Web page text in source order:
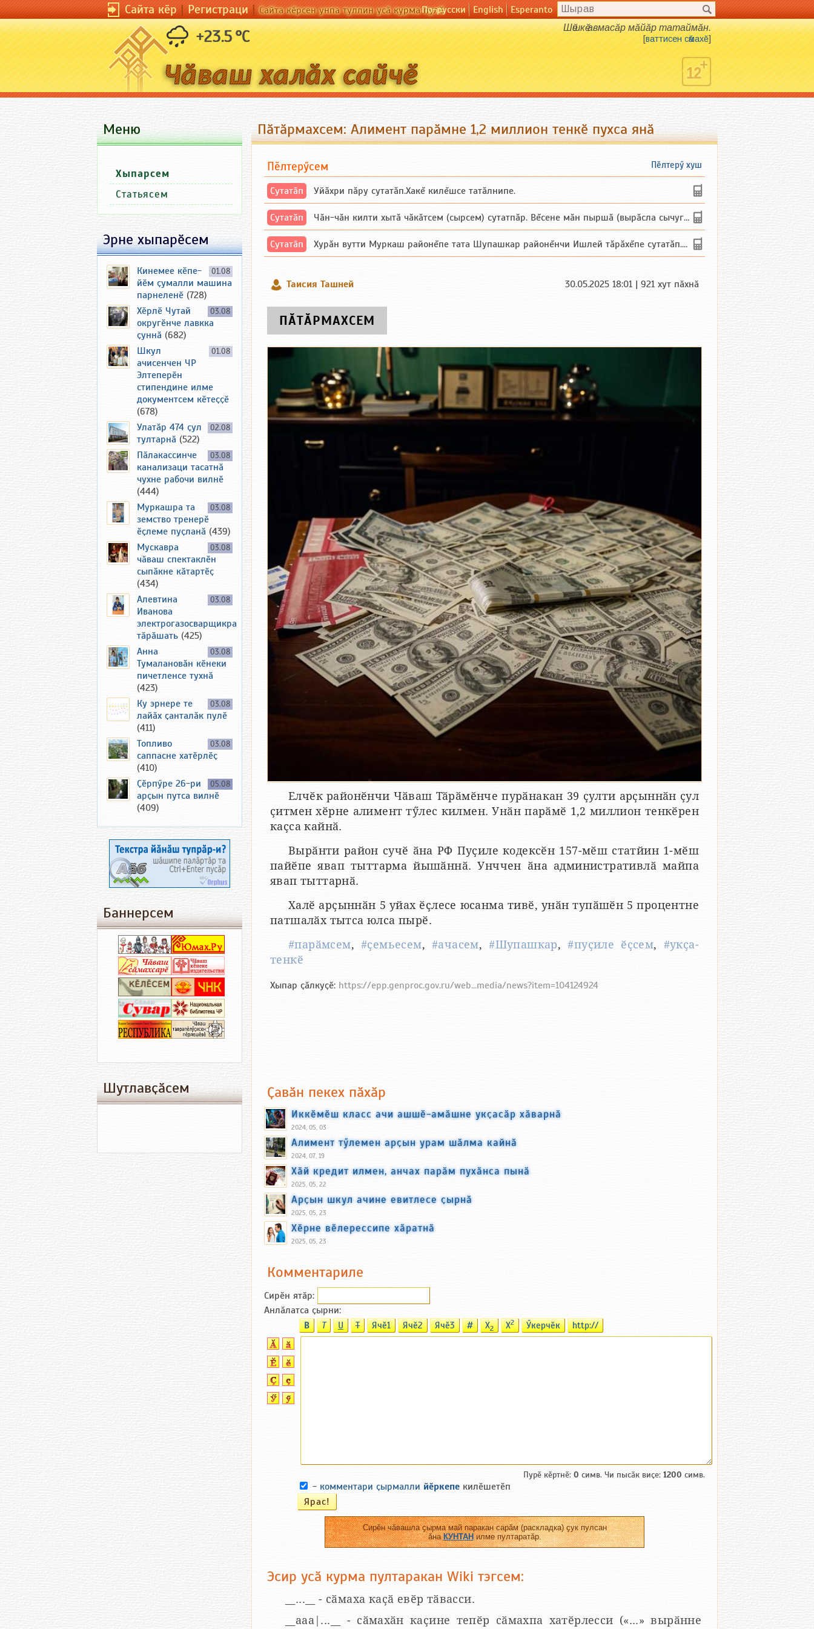
Сайта кӗр|Регистраци|Сайта кӗрсен унпа туллин усӑ курма пулӗПо-русски English Esperanto
+23.5 °C Шӗшкӗ авмасӑр мӑйӑр татаймӑн.
[ваттисен сӑмахӗ]
Пӑтӑрмахсем: Алимент парӑмне 1,2 миллион тенкӗ пухса янӑ
Пӗлтерӳ хуш
Пӗлтерӳсем
Сутатӑп Уйăхри пăру сутатăп.Хакĕ килĕшсе татăлнипе.
Сутатӑп Чăн-чăн килти хытă чăкăтсем (сырсем) сутатпăр. Вĕсене мăн пыршă (вырăсла сычуг) ...
Сутатӑп Хурăн вутти Муркаш районĕпе тата Шупашкар районĕнчи Ишлей тăрăхĕпе сутатăп. Ха...
Таисия Ташней 30.05.2025 18:01 | 921 хут пӑхнӑ
ПӐТӐРМАХСЕМ
Елчӗк районӗнчи Чӑваш Тӑрӑмӗнче пурӑнакан 39 ҫулти арҫыннӑн ҫул
ҫитмен хӗрне алимент тӳлес килмен. Унӑн парӑмӗ 1,2 миллион тенкӗрен
каҫса кайнӑ.
Вырӑнти район сучӗ ӑна РФ Пуҫиле кодексӗн 157-мӗш статйин 1-мӗш
пайӗпе явап тыттарма йышӑннӑ. Унччен ӑна административлӑ майпа
явап тыттарнӑ.
Халӗ арҫыннӑн 5 уйах ӗҫлесе юсанма тивӗ, унӑн тупӑшӗн 5 процентне
патшалӑх тытса юлса пырӗ.
#парӑмсем,#ҫемьесем,#ачасем,#Шупашкар,#пуҫиле ӗҫсем, #укҫа-
тенкӗ
Хыпар ҫӑлкуҫӗ: https://epp.genproc.gov.ru/web...media/news?item=104124924
Ҫавӑн пекех пӑхӑр
Иккӗмӗш класс ачи ашшӗ-амӑшне укҫасӑр хӑварнӑ
2024, 05, 03
Алимент тӳлемен арҫын урам шӑлма кайнӑ
2024, 07, 19
Хӑй кредит илмен, анчах парӑм пухӑнса пынӑ
2025, 05, 22
Арҫын шкул ачине евитлесе ҫырнӑ
2025, 05, 23
Хӗрне вӗлерессипе хӑратнӑ
2025, 05, 23
Комментариле
Сирӗн ятӑp:
Анлӑлатса ҫырни:
B T U T Ячӗ1 Ячӗ2 Ячӗ3 # X2 X2 Ӳкерчӗк http://
Пурӗ кӗртнӗ: 0 симв. Чи пысӑк виҫе: 1200 симв.
- комментари ҫырмалли йӗркепе килӗшетӗп
Сирӗн чӑвашла ҫырма май паракан сарӑм (раскладка) ҫук пулсан
ӑнаКУНТАНилме пултаратӑр.
Эсир усӑ курма пултаракан Wiki тэгсем:
__...__ - сӑмаха каҫӑ евӗр тӑвасси.
__aaa|...__ - сӑмахӑн каҫине тепӗр сӑмахпа хатӗрлесси («...» вырӑнне
Меню
Хыпарсем
Статьясем
Эрне хыпарӗсем
01.08
Кинемее кӗпе-
йӗм ҫумалли машина
парнеленӗ (728)
03.08
Хӗрлӗ Чутай
округӗнче лавкка
ҫуннӑ (682)
01.08
Шкул
ачисенчен ЧР
Элтеперӗн
стипендине илме
документсем кӗтеҫҫӗ
(678)
02.08
Улатӑр 474 ҫул
тултарнӑ (522)
03.08
Пӑлакассинче
канализаци тасатнӑ
чухне рабочи вилнӗ
(444)
03.08
Муркашра та
земство тренерӗ
ӗҫлеме пуҫланӑ (439)
03.08
Мускавра
чӑваш спектаклӗн
сыпӑкне кӑтартӗҫ
(434)
03.08
Алевтина
Иванова
электрогазосварщикра
тӑрӑшать (425)
03.08
Анна
Тумалановӑн кӗнеки
пичетленсе тухнӑ
(423)
03.08
Ку эрнере те
лайӑх ҫанталӑк пулӗ
(411)
03.08
Топливо
саппасне хатӗрлӗҫ
(410)
05.08
Ҫӗрпӳре 26-ри
арҫын путса вилнӗ
(409)
Баннерсем
Шутлавҫӑсем